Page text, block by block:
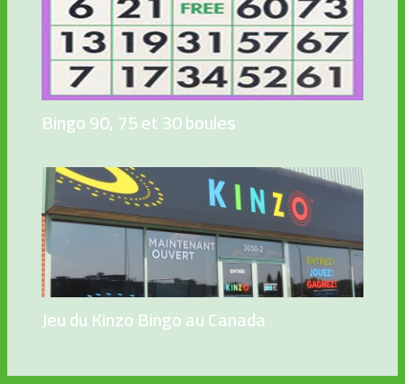
Bingo 90, 75 et 30 boules
Jeu du Kinzo Bingo au Canada